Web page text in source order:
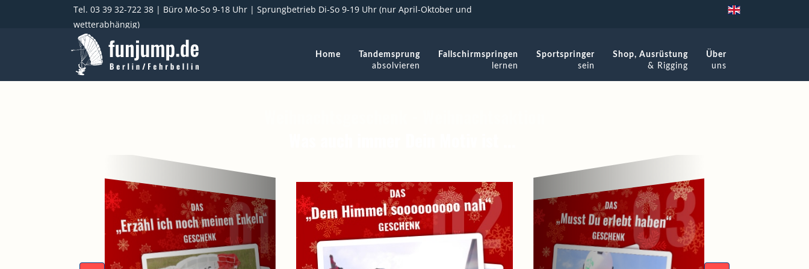
Tel. 03 39 32-722 38 | Büro Mo-So 9-18 Uhr | Sprungbetrieb Di-So 9-19 Uhr (nur April-Oktober und
wetterabhängig)
Home
Tandemsprung
absolvieren
Fallschirmspringen
lernen
Sportspringer
sein
Shop, Ausrüstung
& Rigging
Über
uns